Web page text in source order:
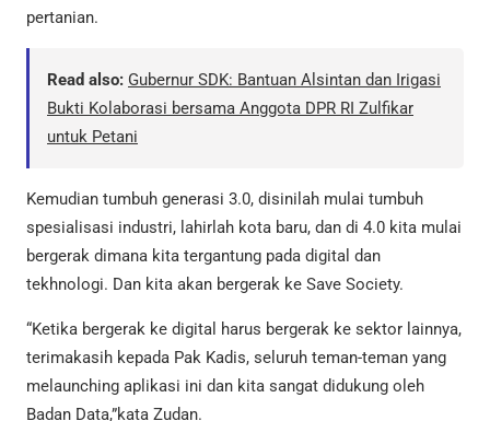
pertanian.
Read also: Gubernur SDK: Bantuan Alsintan dan Irigasi
Bukti Kolaborasi bersama Anggota DPR RI Zulfikar
untuk Petani
Kemudian tumbuh generasi 3.0, disinilah mulai tumbuh
spesialisasi industri, lahirlah kota baru, dan di 4.0 kita mulai
bergerak dimana kita tergantung pada digital dan
tekhnologi. Dan kita akan bergerak ke Save Society.
“Ketika bergerak ke digital harus bergerak ke sektor lainnya,
terimakasih kepada Pak Kadis, seluruh teman-teman yang
melaunching aplikasi ini dan kita sangat didukung oleh
Badan Data,”kata Zudan.